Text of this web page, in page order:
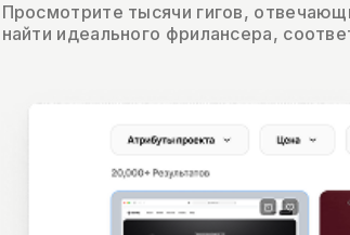
Просмотрите тысячи гигов,
найти идеального фрилансера,